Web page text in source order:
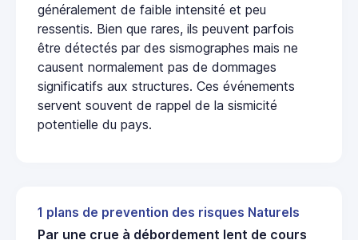
généralement de faible intensité et peu
ressentis. Bien que rares, ils peuvent parfois
être détectés par des sismographes mais ne
causent normalement pas de dommages
significatifs aux structures. Ces événements
servent souvent de rappel de la sismicité
potentielle du pays.
1 plans de prevention des risques Naturels
Par une crue à débordement lent de cours